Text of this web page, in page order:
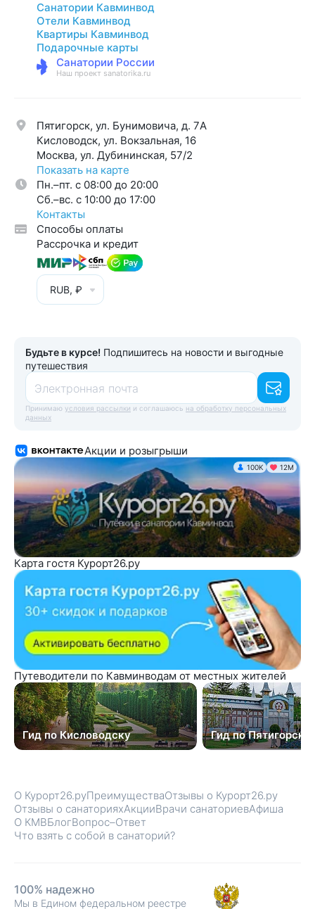
Санатории Кавминвод
Отели Кавминвод
Квартиры Кавминвод
Подарочные карты
Санатории России
Наш проект sanatorika.ru
Пятигорск, ул. Бунимовича, д. 7A
Кисловодск, ул. Вокзальная, 16
Москва, ул. Дубининская, 57/2
Показать на карте
Пн.–пт. с 08:00 до 20:00
Cб.–вс. с 10:00 до 17:00
Контакты
Способы оплаты
Рассрочка и кредит
RUB, ₽
Будьте в курсе! Подпишитесь на новости и выгодные
путешествия
Электронная почта
Принимаю условия рассылки и соглашаюсь на обработку персональных
данных
Акции и розыгрыши
100K 12М
Карта гостя Курорт26.ру
Путеводители по Кавминводам от местных жителей
Гид по Кисловодску Гид по Пятигорску
О Курорт26.руПреимуществаОтзывы о Курорт26.ру
Отзывы о санаторияхАкцииВрачи санаториевАфиша
О КМВБлогВопрос–Ответ
Что взять с собой в санаторий?
100% надежно
Мы в Едином федеральном реестре